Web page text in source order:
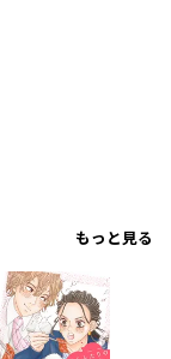
もっと見る